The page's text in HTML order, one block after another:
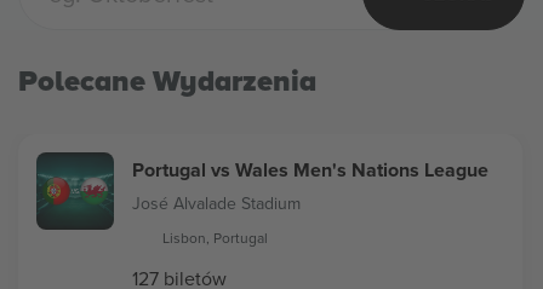
Polecane Wydarzenia
Portugal vs Wales Men's Nations League
José Alvalade Stadium
Lisbon, Portugal
127 biletów